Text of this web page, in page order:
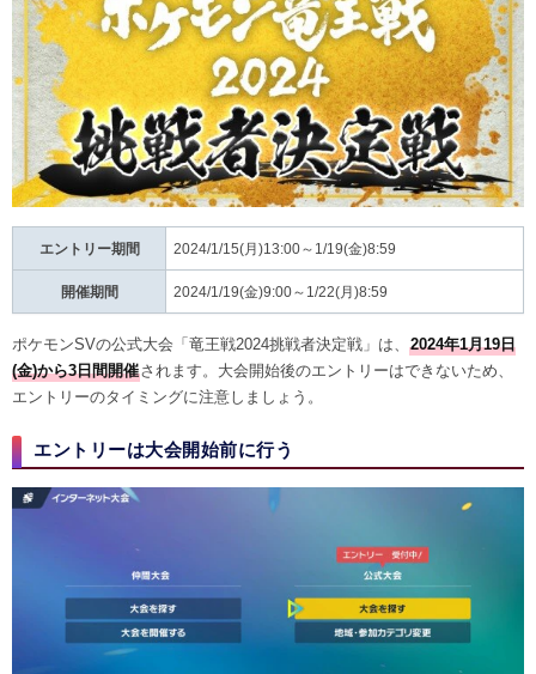
エントリー期間 2024/1/15(月)13:00～1/19(金)8:59
開催期間 2024/1/19(金)9:00～1/22(月)8:59
ポケモンSVの公式大会「竜王戦2024挑戦者決定戦」は、 2024年1月19日
(金)から3日間開催されます。大会開始後のエントリーはできないため、
エントリーのタイミングに注意しましょう。
エントリーは大会開始前に行う